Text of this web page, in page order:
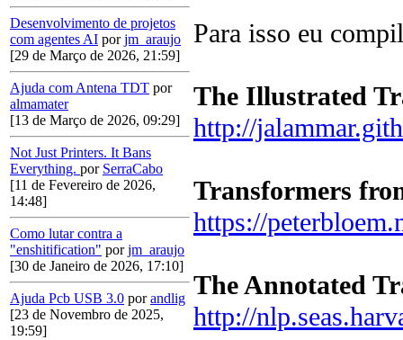
Desenvolvimento de projetos
com agentes AI porjm_araujo
[29 de Março de 2026, 21:59]
Ajuda com Antena TDT por
almamater
[13 de Março de 2026, 09:29]
Not Just Printers. It Bans
Everything. por SerraCabo
[11 de Fevereiro de 2026,
14:48]
Como lutar contra a
"enshitification" porjm_araujo
[30 de Janeiro de 2026, 17:10]
Ajuda Pcb USB 3.0 porandlig
[23 de Novembro de 2025,
19:59]
Para isso eu
The Illustrated
http://
Transformers
https://
The Annotated
http://